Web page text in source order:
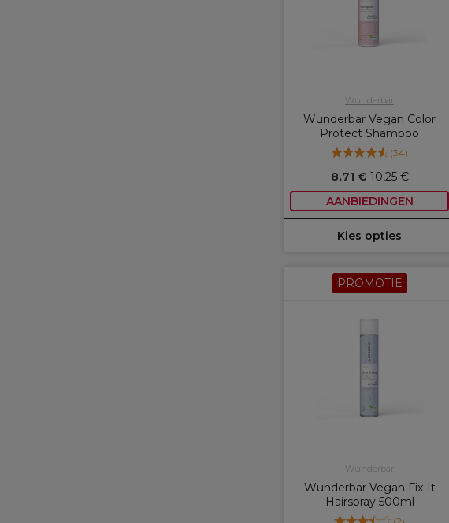
Wunderbar
Wunderbar Vegan Color
Protect Shampoo
(34)
8,71 €10,25 €
AANBIEDINGEN
Kies opties
PROMOTIE
Wunderbar
Wunderbar Vegan Fix-It
Hairspray 500ml